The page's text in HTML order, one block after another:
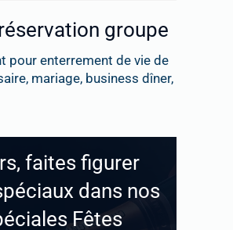
groupe
pour enterrement de vie de
mariage, business dîner,
faites figurer
dans nos
Fêtes